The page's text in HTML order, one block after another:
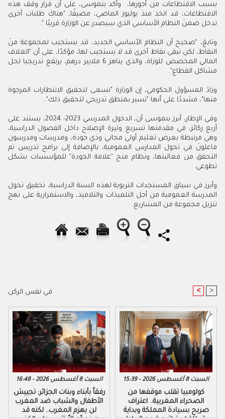
بسبب الاقتطاعات من أجورها، وأكد بنموسى، على أن قرار وقف هذه
الاقتطاعات، قد اتخذ منذ يوليوز الماضي، مضيفًا، "هناكَ طلبات أخرى
تدخل ضمنَ النظام الأساسي الذي سيصدر عن الوزارة قريبًا ".
وتابعَ، "صحيح أن النظام الأساسي الجديد، قد يستجيب لمجموعة منَ
النقاط، لكن تبقى نقاط أخرى قد لا يستجيب لها، مؤكدًا، على أن "الغلاف
المالي المخصص للوزاة، والذي يناهز 6 ملايير درهم، يرتفع تدريجيا لحل
مشاكل القطاع".
وزادَ المسؤول الحكومي، إن الوزارة "تسعى لتحقيق الانتظارات المرجوة
منها"، مشددًا على أنها "تسير بمنطق تدريجي لتحقيق ذلك".
وفي الإطار، أبرز بنموسى أن، الدخول المدرسي 2023- 2024، يستند على
أربع ركائز، في مقدمتها تسريع وتيرة الإصلاح داخل الفصول الدراسية،
وهي مرتبطة بعرض تعليم أولي مجاني وذي جودة، ومدرسات ومدرسون
فاعلونَ في تحول المدارس العمومية، بالإضافة إلى برامج تدريس تم
التحقق من فعاليتها، ونظام منح "علامة الجودة" للمؤسسات بشكل
تطوعي.
وأبرز في سياق المستجدات التربوية لهذه السنة الدراسية، تحقيق تحول
المدرسة العمومية من أجل التلميذات والتلاميذ، والاستمرارية على نهج
تنزيل مجموعة من المشاريع.
في نفس الركن < >
السبت 8 أغسطس 2026 - 16:48
رفقاً بأبناء وبنات الجزائر: تجييش
الأطفال والشباب ضد المغرب
لن يهزم المغرب.. لكنه قد
السبت 8 أغسطس 2026 - 15:39
كولومبيا تقلب موقفها من
الصحراء المغربية.. اعتراف
صريح بسيادة المملكة وبداية